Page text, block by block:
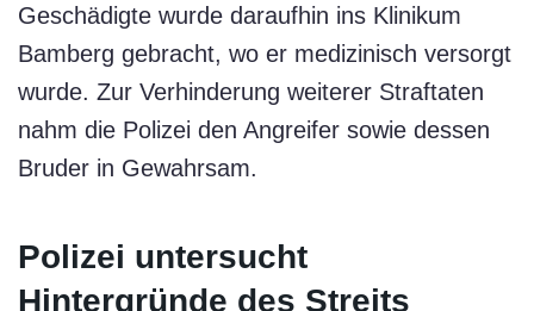
Geschädigte wurde daraufhin ins Klinikum
Bamberg gebracht, wo er medizinisch versorgt
wurde. Zur Verhinderung weiterer Straftaten
nahm die Polizei den Angreifer sowie dessen
Bruder in Gewahrsam.
Polizei untersucht
Hintergründe des Streits